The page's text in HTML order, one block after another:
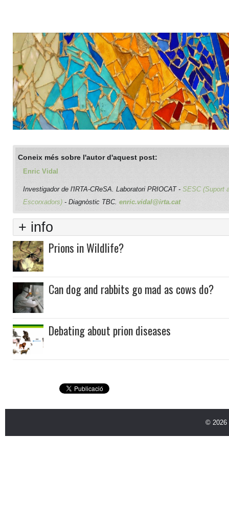
Coneix més sobre l'autor d'aquest post:
Enric Vidal
Investigador de l'IRTA-CReSA. Laboratori PRIOCAT - SESC (Suport
Escorxadors) - Diagnòstic TBC. enric.vidal@irta.cat
+ info
Prions in Wildlife?
Can dog and rabbits go mad as cows do?
Debating about prion diseases
© 2026